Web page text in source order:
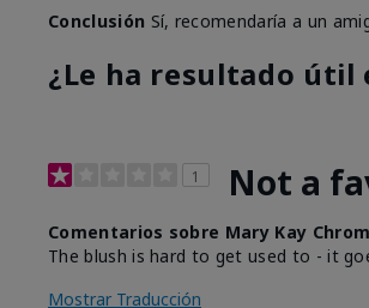
Conclusión Sí, recomendaría a un
¿Le ha resultado útil
1 Not a
Comentarios sobre Mary Kay
The blush is hard to get used to - it
Mostrar Traducción